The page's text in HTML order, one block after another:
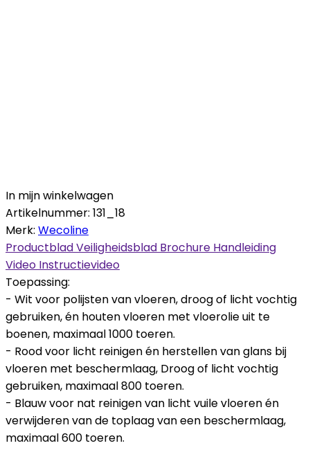
In mijn winkelwagen
Artikelnummer: 131_18
Merk: Wecoline
ProductbladVeiligheidsblad Brochure Handleiding
Video Instructievideo
Toepassing:
- Wit voor polijsten van vloeren, droog of licht vochtig
gebruiken, én houten vloeren met vloerolie uit te
boenen, maximaal 1000 toeren.
- Rood voor licht reinigen én herstellen van glans bij
vloeren met beschermlaag, Droog of licht vochtig
gebruiken, maximaal 800 toeren.
- Blauw voor nat reinigen van licht vuile vloeren én
verwijderen van de toplaag van een beschermlaag,
maximaal 600 toeren.